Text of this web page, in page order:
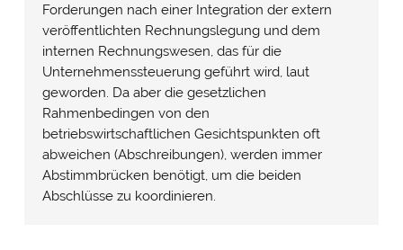
Forderungen nach einer Integration der extern
veröffentlichten Rechnungslegung und dem
internen Rechnungswesen, das für die
Unternehmenssteuerung geführt wird, laut
geworden. Da aber die gesetzlichen
Rahmenbedingen von den
betriebswirtschaftlichen Gesichtspunkten oft
abweichen (Abschreibungen), werden immer
Abstimmbrücken benötigt, um die beiden
Abschlüsse zu koordinieren.